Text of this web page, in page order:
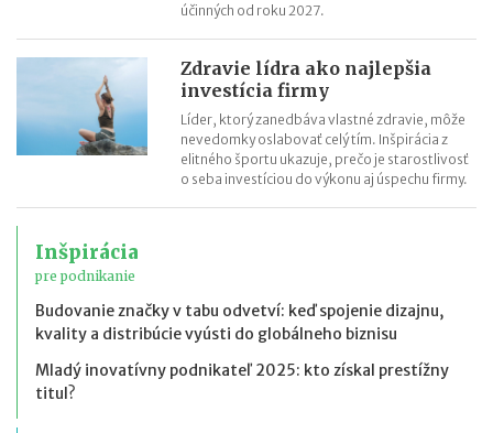
účinných od roku 2027.
Zdravie lídra ako najlepšia
investícia firmy
Líder, ktorý zanedbáva vlastné zdravie, môže
nevedomky oslabovať celý tím. Inšpirácia z
elitného športu ukazuje, prečo je starostlivosť
o seba investíciou do výkonu aj úspechu firmy.
Inšpirácia
pre podnikanie
Budovanie značky v tabu odvetví: keď spojenie dizajnu,
kvality a distribúcie vyústi do globálneho biznisu
Mladý inovatívny podnikateľ 2025: kto získal prestížny
titul?